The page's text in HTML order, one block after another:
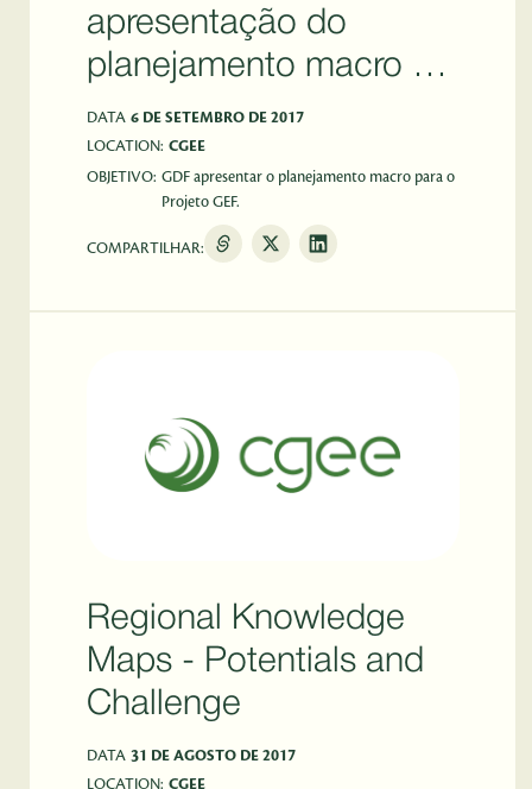
apresentação do
planejamento macro do
GDF para o Projeto GEF
DATA 6 DE SETEMBRO DE 2017
LOCATION: CGEE
OBJETIVO: GDF apresentar o planejamento macro para o
Projeto GEF.
COMPARTILHAR:
Regional Knowledge
Maps - Potentials and
Challenge
DATA 31 DE AGOSTO DE 2017
LOCATION: CGEE